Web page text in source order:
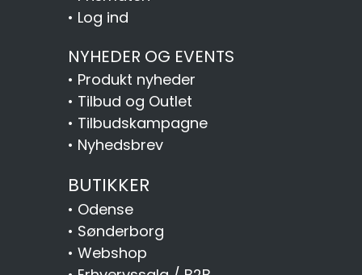
• Log ind
NYHEDER OG EVENTS
• Produkt nyheder
• Tilbud og Outlet
• Tilbudskampagne
• Nyhedsbrev
BUTIKKER
• Odense
• Sønderborg
• Webshop